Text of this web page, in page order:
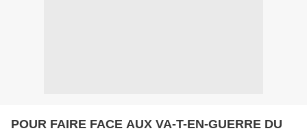
POUR FAIRE FACE AUX VA-T-EN-GUERRE DU